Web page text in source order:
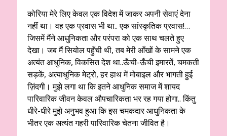
कोरिया मेरे लिए केवल एक विदेश में जाकर अपनी सेवाएं देना
नहीं था। वह एक प्रवास भी था.. एक सांस्कृतिक प्रवास!…
जिसमें मैंने आधुनिकता और परंपरा को एक साथ चलते हुए
देखा। जब मैं सियोल पहुँची थी, तब मेरी आँखों के सामने एक
अत्यंत आधुनिक, विकसित देश था..ऊँची-ऊँची इमारतें, चमकती
सड़कें, अत्याधुनिक मेट्रो, हर हाथ में मोबाइल और भागती हुई
ज़िंदगी। मुझे लगा था कि इतने आधुनिक समाज में शायद
पारिवारिक जीवन केवल औपचारिकता भर रह गया होगा.. किंतु
धीरे-धीरे मुझे अनुभव हुआ कि इस चमकदार आधुनिकता के
भीतर एक अत्यंत गहरी पारिवारिक चेतना जीवित है।